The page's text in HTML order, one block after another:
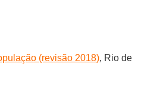
(revisão 2018), Rio de